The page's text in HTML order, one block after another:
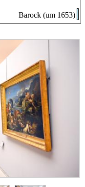
Barock (um 1653)